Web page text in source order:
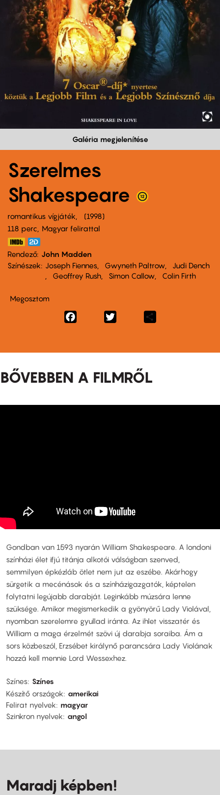
Galéria megjelenítése
Szerelmes
Shakespeare
romantikus vígjáték
1998
118 perc,
Magyar felirattal
Rendező John Madden
Színészek
Joseph Fiennes Gwyneth Paltrow
Judi Dench
Geoffrey Rush
Simon Callow Colin Firth
Megosztom
Facebook
BŐVEBBEN A FILMRŐL
Gondban van 1593 nyarán William Shakespeare. A londoni
színházi élet ifjú titánja alkotói válságban szenved,
semmilyen épkézláb ötlet nem jut az eszébe. Akárhogy
sürgetik a mecénások és a színházigazgatók, képtelen
folytatni legújabb darabját. Leginkább múzsára lenne
szüksége. Amikor megismerkedik a gyönyörű Lady Violával,
nyomban szerelemre gyullad iránta. Az ihlet visszatér és
William a maga érzelmét szövi új darabja soraiba. Ám a
sors közbeszól, Erzsébet királynő parancsára Lady Violának
hozzá kell mennie Lord Wessexhez.
Színes Színes
Készítő országok
amerikai
Felirat nyelvek
magyar
Szinkron nyelvek
angol
Maradj képben!